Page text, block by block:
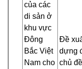
của các
di sản ở
khu vực
Đông
Bắc Việt
Nam cho
Đề
dựng
chủ